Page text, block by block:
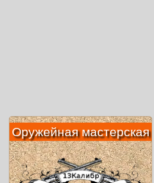
Оружейная мастерская